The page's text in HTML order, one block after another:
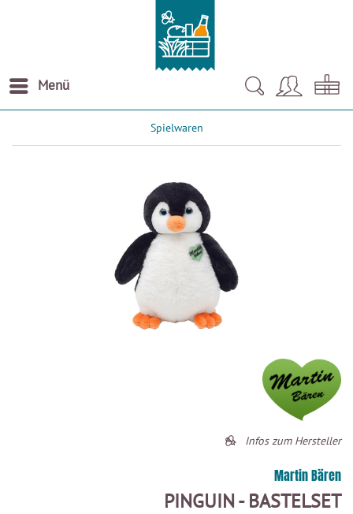
Menü
Spielwaren
Infos zum Hersteller
Martin Bären
PINGUIN - BASTELSET